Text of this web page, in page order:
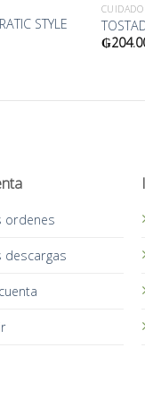
STYLE
CUIDADO
₲
ordenes
descargas